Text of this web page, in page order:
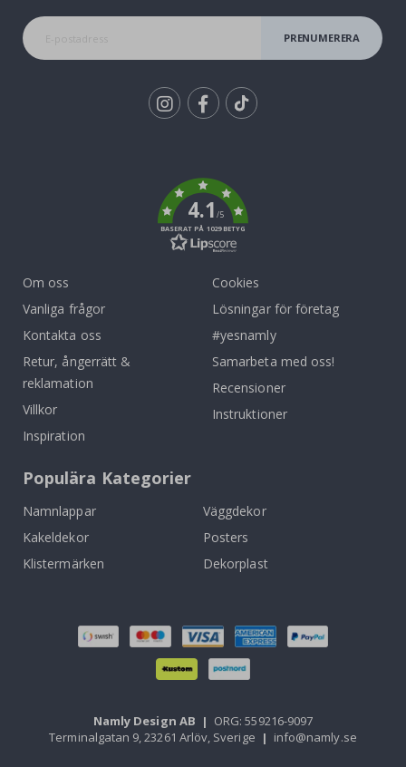
PRENUMERERA
4.1/5
BASERAT PÅ 1029 BETYG
Om oss
Vanliga frågor
Kontakta oss
Retur, ångerrätt &
reklamation
Villkor
Inspiration
Cookies
Lösningar för företag
#yesnamly
Samarbeta med oss!
Recensioner
Instruktioner
Populära Kategorier
Namnlappar
Väggdekor
Kakeldekor
Posters
Klistermärken
Dekorplast
Namly Design AB | ORG: 559216-9097
Terminalgatan 9, 23261 Arlöv, Sverige | info@namly.se